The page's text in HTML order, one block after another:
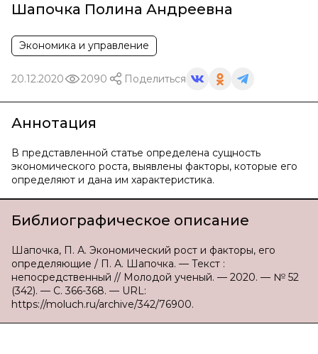
Шапочка Полина Андреевна
Экономика и управление
20.12.2020 2090 Поделиться
Аннотация
В представленной статье определена сущность
экономического роста, выявлены факторы, которые его
определяют и дана им характеристика.
Библиографическое описание
Шапочка, П. А. Экономический рост и факторы, его
определяющие / П. А. Шапочка. — Текст :
непосредственный // Молодой ученый. — 2020. — № 52
(342). — С. 366-368. — URL:
https://moluch.ru/archive/342/76900.